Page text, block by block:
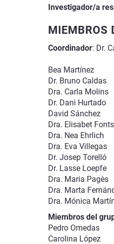
Investigador/a
MIEMBROS
Coordinador: Dr.
Bea Martínez
Dr. Bruno Caldas
Dra. Carla Molins
Dr. Dani Hurtado
David Sánchez
Dra. Elisabet Fonts
Dra. Nea Ehrlich
Dra. Eva Villegas
Dr. Josep Torelló
Dr. Lasse Loepfe
Dra. Maria Pagès
Dra. Marta
Dra. Mónica
Miembros del
Pedro Omedas
Carolina López